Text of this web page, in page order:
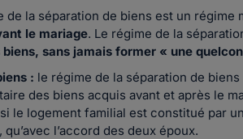
de la séparation de biens est un régime
le mariage. Le régime de la
sans jamais former « une
: le régime de la séparation de
des biens acquis avant et après le
le logement familial est constitué par
l’accord des deux époux.